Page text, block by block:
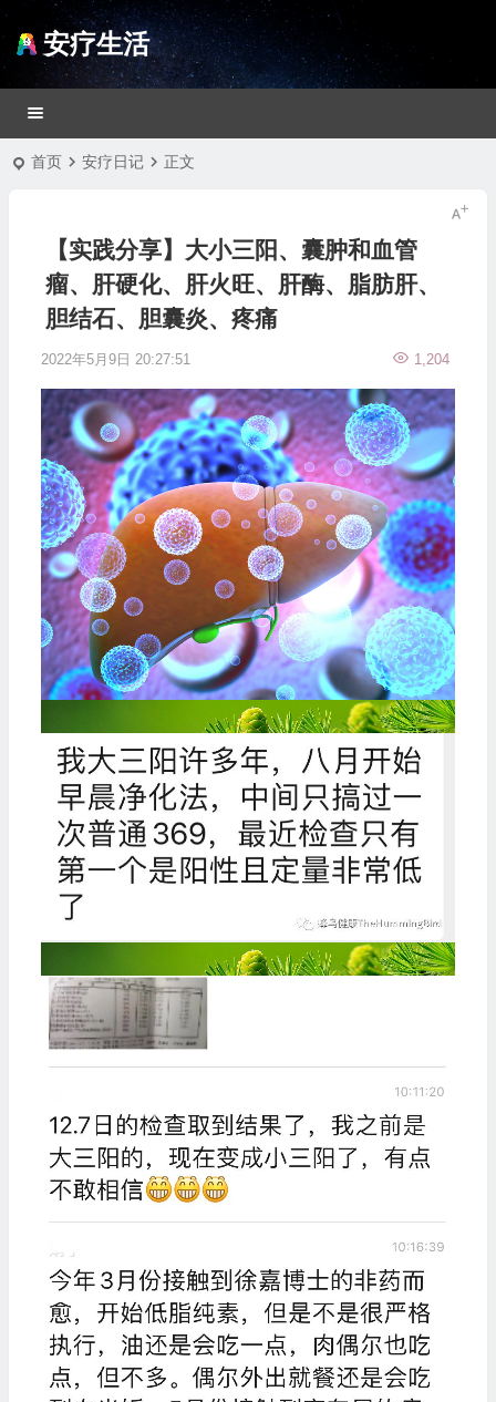
安疗生活
首页 安疗日记 正文
【实践分享】大小三阳、囊肿和血管
瘤、肝硬化、肝火旺、肝酶、脂肪肝、
胆结石、胆囊炎、疼痛
2022年5月9日 20:27:51 1,204